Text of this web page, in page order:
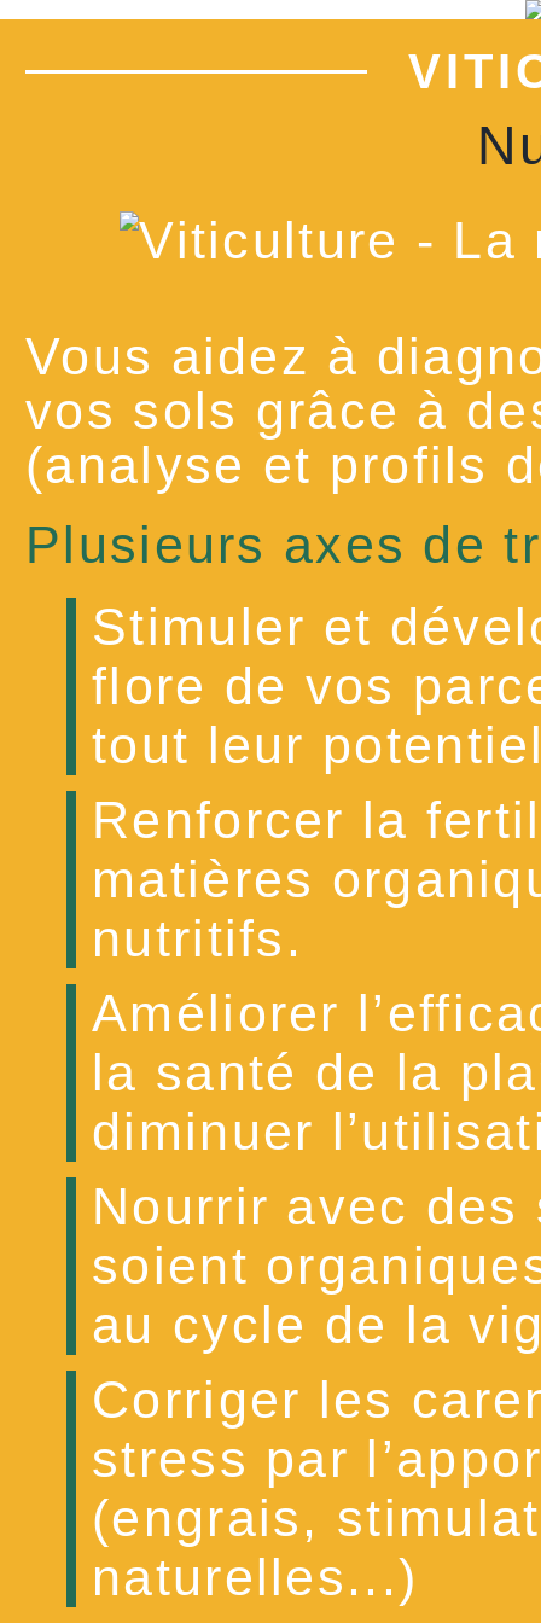
Vous aidez à
vos sols grâce à
(analyse et profils
Plusieurs axes de
Stimuler et
flore de vos
tout leur
Renforcer la
matières
nutritifs.
Améliorer
la santé de la
diminuer
Nourrir avec des
soient
au cycle de la
Corriger les
stress par
(engrais,
naturelles...)